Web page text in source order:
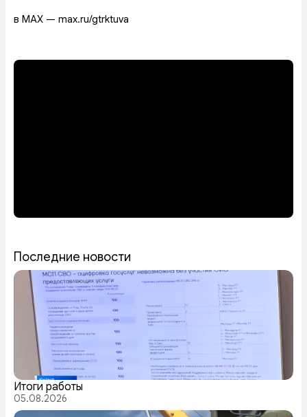
в MAX — max.ru/gtrktuva
Последние новости
Итоги работы
05.08.2026